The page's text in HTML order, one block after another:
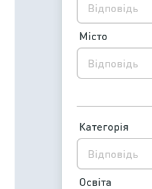
Відповідь
Відповідь
Місто
Відповідь
Категорія
Освіта